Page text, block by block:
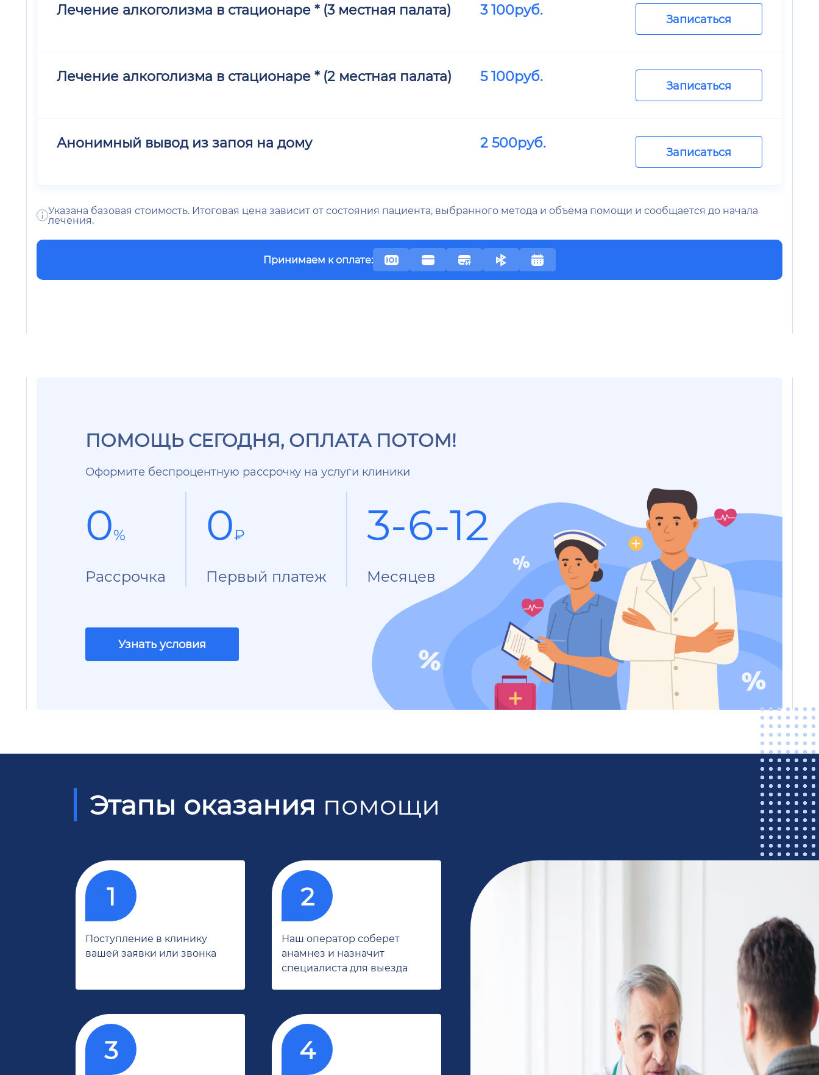
Лечение алкоголизма в стационаре * (3 местная палата) 3 100руб.
Записаться
Лечение алкоголизма в стационаре * (2 местная палата) 5 100руб.
Записаться
Анонимный вывод из запоя на дому 2 500руб.
Записаться
Указана базовая стоимость. Итоговая цена зависит от состояния пациента, выбранного метода и объёма помощи и сообщается до начала
лечения.
Принимаем к оплате:
ПОМОЩЬ СЕГОДНЯ, ОПЛАТА ПОТОМ!
Оформите беспроцентную рассрочку на услуги клиники
0%
Рассрочка
0₽
Первый платеж
3-6-12
Месяцев
Узнать условия
Этапы оказания помощи
Поступление в клинику
вашей заявки или звонка
Наш оператор соберет
анамнез и назначит
специалиста для выезда